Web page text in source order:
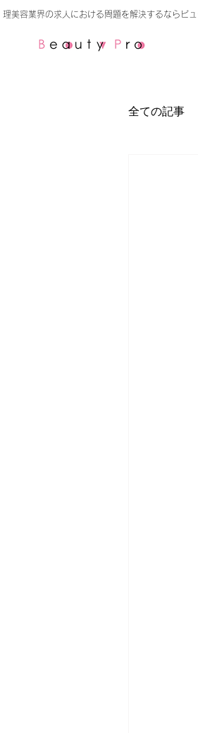
全ての記事